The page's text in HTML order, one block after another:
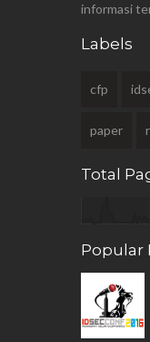
informasi
Labels
cfp
paper
Total
Popular